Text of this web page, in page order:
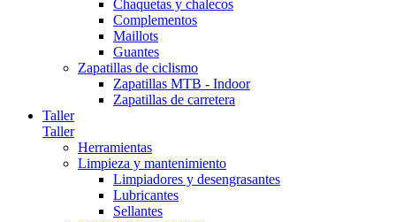
Chaquetas y chalecos
Complementos
Maillots
Guantes
Zapatillas de ciclismo
Zapatillas MTB - Indoor
Zapatillas de carretera
Taller
Taller
Herramientas
Limpieza y mantenimiento
Limpiadores y desengrasantes
Lubricantes
Sellantes